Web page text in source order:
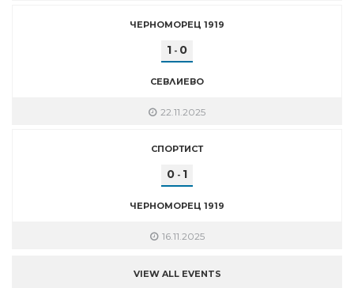
ЧЕРНОМОРЕЦ 1919
1 - 0
СЕВЛИЕВО
22.11.2025
СПОРТИСТ
0 - 1
ЧЕРНОМОРЕЦ 1919
16.11.2025
VIEW ALL EVENTS